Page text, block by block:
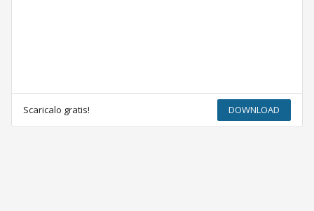
Scaricalo gratis! DOWNLOAD